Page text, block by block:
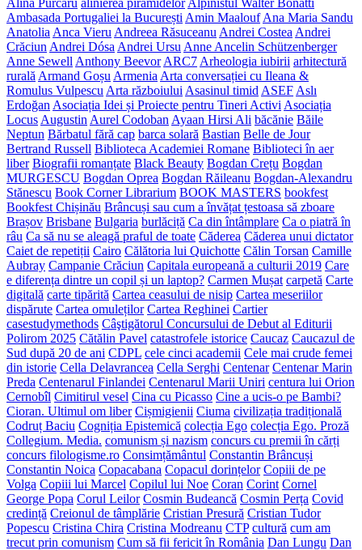
Alina Purcaru alinierea piramidelor Alpinistul Walter Bonatti
Ambasada Portugaliei la București Amin Maalouf Ana Maria Sandu
Anatolia Anca Vieru Andreea Răsuceanu Andrei Costea Andrei
Crăciun Andrei Dósa Andrei Ursu Anne Ancelin Schützenberger
Anne Sewell Anthony Beevor ARC7 Arheologia iubirii arhitectură
rurală Armand Goșu Armenia Arta conversației cu Ileana &
Romulus Vulpescu Arta războiului Asasinul timid ASEF Aslı
Erdoğan Asociația Idei și Proiecte pentru Tineri Activi Asociația
Locus Augustin Aurel Codoban Ayaan Hirsi Ali băcănie Băile
Neptun Bărbatul fără cap barca solară Bastian Belle de Jour
Bertrand Russell Biblioteca Academiei Romane Biblioteci în aer
liber Biografii romanțate Black Beauty Bogdan Crețu Bogdan
MURGESCU Bogdan Oprea Bogdan Răileanu Bogdan-Alexandru
Stănescu Book Corner Librarium BOOK MASTERS bookfest
Bookfest Chișinău Brâncuși sau cum a învățat țestoasa să zboare
Brașov Brisbane Bulgaria burlăciță Ca din întâmplare Ca o piatră în
râu Ca să nu se aleagă praful de toate Căderea Căderea unui dictator
Caiet de repetiții Cairo Călătoria lui Quichotte Călin Torsan Camille
Aubray Campanie Crăciun Capitala europeană a culturii 2019 Care
e diferența dintre un copil și un laptop? Carmen Mușat carpetă Carte
digitală carte tipărită Cartea ceasului de nisip Cartea meseriilor
dispărute Cartea omuleților Cartea Reghinei Cartier
casestudymethods Câştigătorul Concursului de Debut al Editurii
Polirom 2025 Cătălin Pavel catastrofele istorice Caucaz Caucazul de
Sud după 20 de ani CDPL cele cinci academii Cele mai crude femei
din istorie Cella Delavrancea Cella Serghi Centenar Centenar Marin
Preda Centenarul Finlandei Centenarul Marii Uniri centura lui Orion
Cernobîl Cimitirul vesel Cina cu Picasso Cine a ucis-o pe Bambi?
Cioran. Ultimul om liber Cișmigienii Ciuma civilizația tradițională
Codruț Baciu Cogniția Epistemică colecția Ego colecția Ego. Proză
Collegium. Media. comunism și nazism concurs cu premii în cărți
concurs filologisme.ro Consimțământul Constantin Brâncuși
Constantin Noica Copacabana Copacul dorințelor Copiii de pe
Volga Copiii lui Marcel Copilul lui Noe Coran Corint Cornel
George Popa Corul Leilor Cosmin Budeancă Cosmin Perța Covid
credință Creionul de tâmplărie Cristian Presură Cristian Tudor
Popescu Cristina Chira Cristina Modreanu CTP cultură cum am
trecut prin comunism Cum să fii fericit în România Dan Lungu Dan